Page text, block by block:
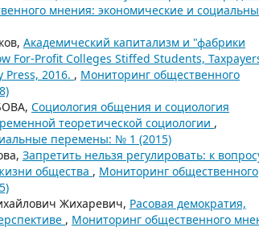
мнения: экономические и
Академический капитализм и "фабрики
For-Profit Colleges Stiffed Students,
2016. , Мониторинг общественного
Социология общения и социология
теоретической социологии ,
перемены: № 1 (2015)
Запретить нельзя регулировать: к
общества , Мониторинг общественного
Жихаревич, Расовая демократия,
, Мониторинг общественного